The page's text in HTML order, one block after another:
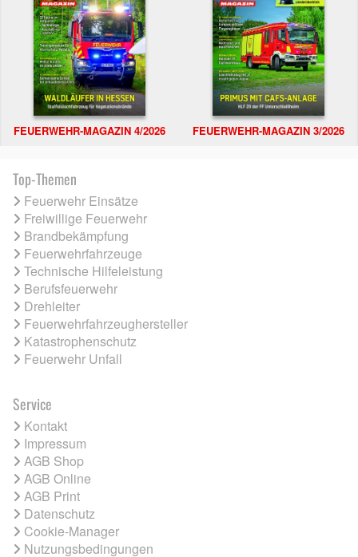
FEUERWEHR-MAGAZIN 4/2026 FEUERWEHR-MAGAZIN 3/2026
Top-Themen
Feuerwehr Einsätze
Freiwillige Feuerwehr
Brandbekämpfung
Feuerwehrfahrzeuge
Technische Hilfeleistung
Berufsfeuerwehr
Drehleiter
Feuerwehrfahrzeughersteller
Katastrophenschutz
Feuerwehr Unfall
Service
Kontakt
Impressum
AGB Shop
AGB Online
AGB Print
Datenschutz
Cookie-Manager
Nutzungsbedingungen